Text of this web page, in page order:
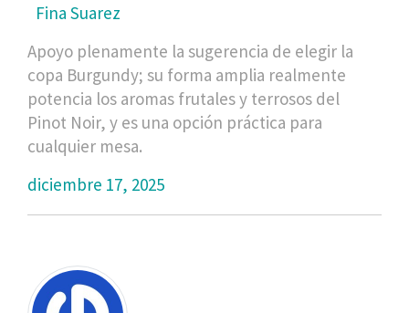
Fina Suarez
Apoyo plenamente la sugerencia de elegir la
copa Burgundy; su forma amplia realmente
potencia los aromas frutales y terrosos del
Pinot Noir, y es una opción práctica para
cualquier mesa.
diciembre 17, 2025